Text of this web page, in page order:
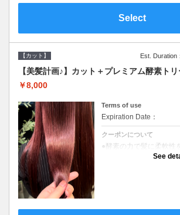
Select
【カット】 Est. Duration
【美髪計画♪】カット＋プレミアム酵素ト
￥8,000
Terms of use
Expiration Date：
クーポンについて
●酵素の力で髪に柔軟性
トメント●ＳＢ込●長さ
ーポンご利用のお客様
See